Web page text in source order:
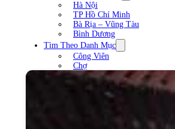
Hà Nội
TP Hồ Chí Minh
Bà Rịa – Vũng Tàu
Bình Dương
Tìm Theo Danh Mục
Công Viên
Chợ
Trạm xăng
Sân Vận Động
Nhà Hàng